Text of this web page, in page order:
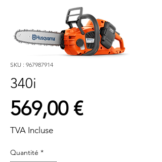
SKU : 967987914
340i
569,00 €Prix
TVA Incluse
Quantité *